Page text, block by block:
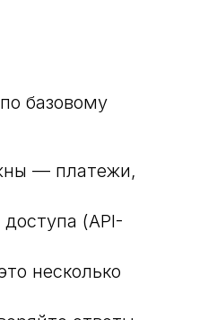
базовому
— платежи,
(API-
несколько